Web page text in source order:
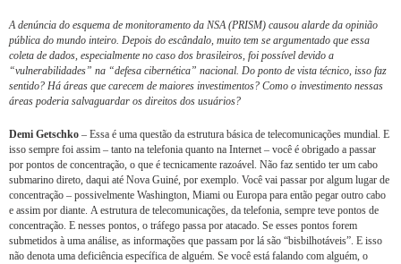
A denúncia do esquema de monitoramento da NSA (PRISM) causou alarde da opinião
pública do mundo inteiro. Depois do escândalo, muito tem se argumentado que essa
coleta de dados, especialmente no caso dos brasileiros, foi possível devido a
“vulnerabilidades” na “defesa cibernética” nacional. Do ponto de vista técnico, isso faz
sentido? Há áreas que carecem de maiores investimentos? Como o investimento nessas
áreas poderia salvaguardar os direitos dos usuários?
Demi Getschko – Essa é uma questão da estrutura básica de telecomunicações mundial. E
isso sempre foi assim – tanto na telefonia quanto na Internet – você é obrigado a passar
por pontos de concentração, o que é tecnicamente razoável. Não faz sentido ter um cabo
submarino direto, daqui até Nova Guiné, por exemplo. Você vai passar por algum lugar de
concentração – possivelmente Washington, Miami ou Europa para então pegar outro cabo
e assim por diante. A estrutura de telecomunicações, da telefonia, sempre teve pontos de
concentração. E nesses pontos, o tráfego passa por atacado. Se esses pontos forem
submetidos à uma análise, as informações que passam por lá são “bisbilhotáveis”. E isso
não denota uma deficiência específica de alguém. Se você está falando com alguém, o